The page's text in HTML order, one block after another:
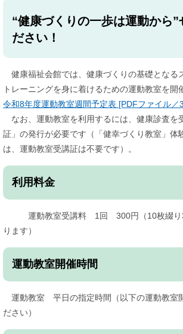
“健康づくりの一歩は運動から”
ださい！
健康福祉会館では、健康づくりの基礎となる
トレーニングを身に着けるための運動教室を開
令和8年度運動教室週間予定表 [PDFファイル／
なお、運動教室を利用するには、健康診査を
証」の発行が必要です（「健幸づくり教室」体
は、運動教室受講証は不要です）。
利用料金
運動教室受講料 1回 300円（10枚綴り
ります）
運動教室開催時間
運動教室 平日の指定時間（以下の運動教室
ださい）